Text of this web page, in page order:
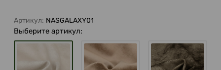
Артикул: NASGALAXY01
Выберите артикул: